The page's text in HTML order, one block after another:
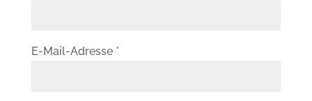
E-Mail-Adresse *